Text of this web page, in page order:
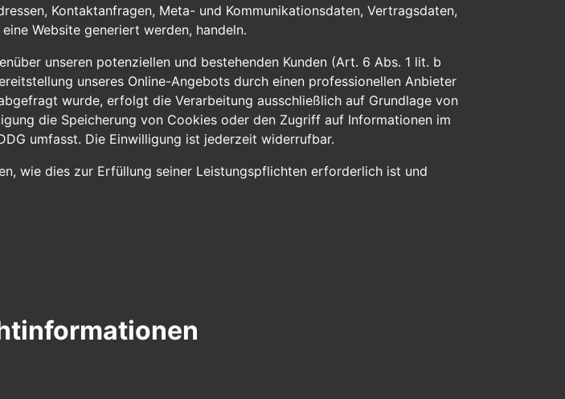
Kontaktanfragen, Meta- und Kommunikationsdaten, Vertragsdaten,
Website generiert werden, handeln.
unseren potenziellen und bestehenden Kunden (Art. 6 Abs. 1 lit. b
unseres Online-Angebots durch einen professionellen Anbieter
wurde, erfolgt die Verarbeitung ausschließlich auf Grundlage von
die Speicherung von Cookies oder den Zugriff auf Informationen im
umfasst. Die Einwilligung ist jederzeit widerrufbar.
wie dies zur Erfüllung seiner Leistungspflichten erforderlich ist und